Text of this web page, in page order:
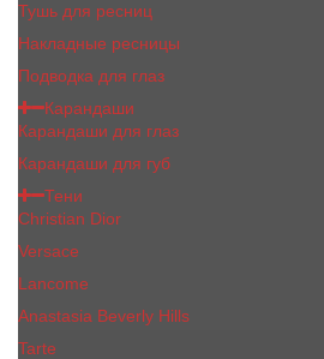
Тушь для ресниц
Накладные ресницы
Подводка для глаз
Карандаши
Карандаши для глаз
Карандаши для губ
Тени
Christian Dior
Versace
Lancome
Anastasia Beverly Hills
Tarte